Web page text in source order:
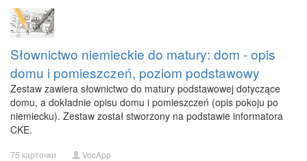
Słownictwo niemieckie do matury: dom - opis
domu i pomieszczeń, poziom podstawowy
Zestaw zawiera słownictwo do matury podstawowej dotyczące
domu, a dokładnie opisu domu i pomieszczeń (opis pokoju po
niemiecku). Zestaw został stworzony na podstawie informatora
CKE.
75 карточки VocApp